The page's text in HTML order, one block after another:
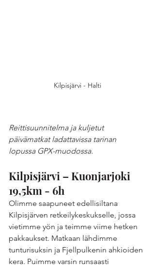
Kilpisjärvi - Halti
Reittisuunnitelma ja kuljetut
päivämatkat ladattavissa tarinan
lopussa GPX-muodossa.
Kilpisjärvi – Kuonjarjoki
19,5km - 6h
Olimme saapuneet edellisiltana
Kilpisjärven retkeilykeskukselle, jossa
vietimme yön ja teimme viime hetken
pakkaukset. Matkaan lähdimme
tunturisuksin ja Fjellpulkenin ahkioiden
kera. Puimme varsin runsaasti